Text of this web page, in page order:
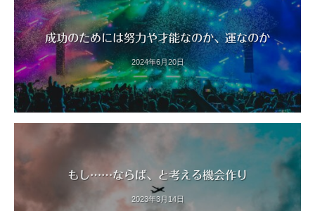
成功のためには努力や才能なのか、運なのか
2024年6月20日
もし……ならば、と考える機会作り
2023年3月14日